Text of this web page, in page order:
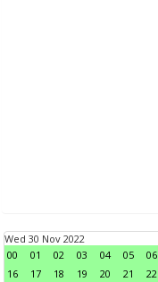
Wed 30 Nov 2022
00
01 02 03 04 05 06
16
17 18 19 20 21 22